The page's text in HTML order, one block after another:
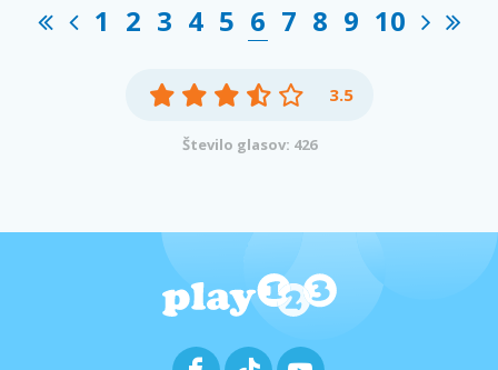
1 2 3 4 5 6 7 8 9 10
3.5
Število glasov: 426